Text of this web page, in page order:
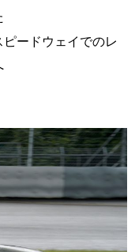
ードウェイでのレ